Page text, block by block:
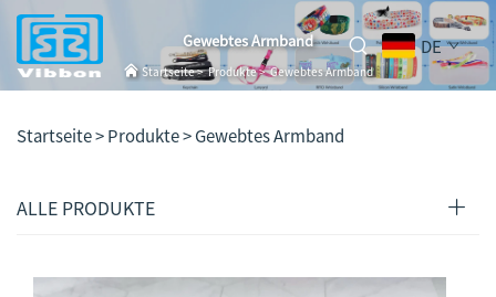
DE
Gewebtes Armband
Startseite>Produkte>Gewebtes Armband
Startseite >Produkte>Gewebtes Armband
ALLE PRODUKTE